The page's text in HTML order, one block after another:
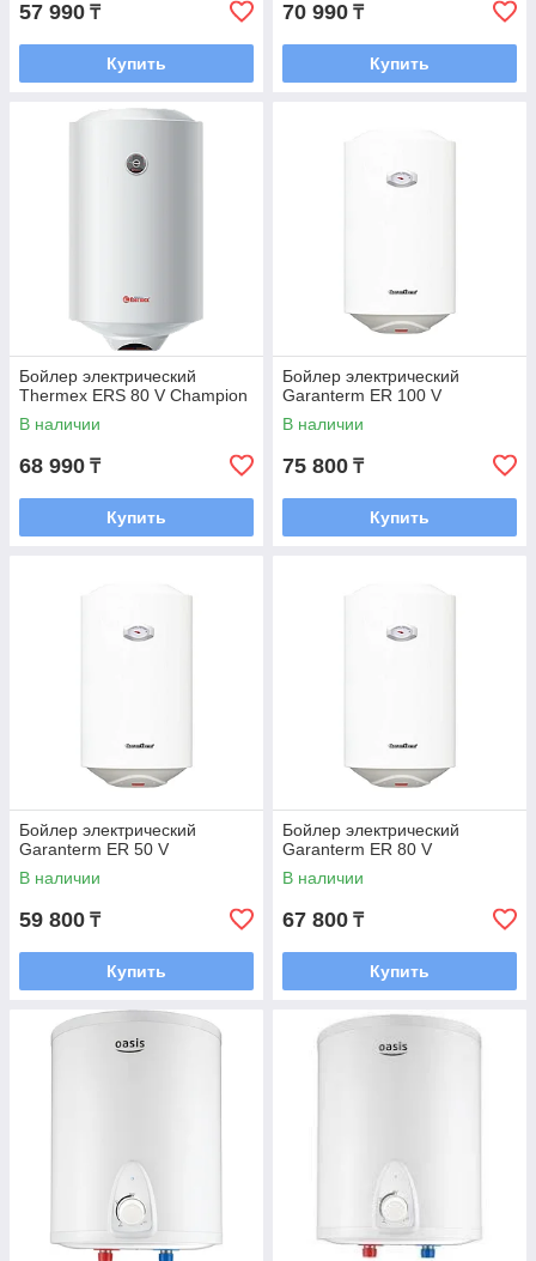
57 990 ₸
Купить
70 990 ₸
Купить
Бойлер электрический
Thermex ERS 80 V Champion
В наличии
68 990 ₸
Купить
Бойлер электрический
Garanterm ER 100 V
В наличии
75 800 ₸
Купить
Бойлер электрический
Garanterm ER 50 V
В наличии
59 800 ₸
Купить
Бойлер электрический
Garanterm ER 80 V
В наличии
67 800 ₸
Купить